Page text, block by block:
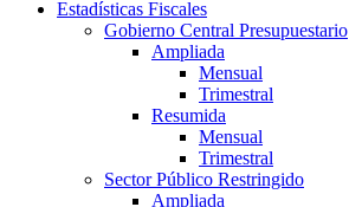
Estadísticas Fiscales
Gobierno Central Presupuestario
Ampliada
Mensual
Trimestral
Resumida
Mensual
Trimestral
Sector Público Restringido
Ampliada